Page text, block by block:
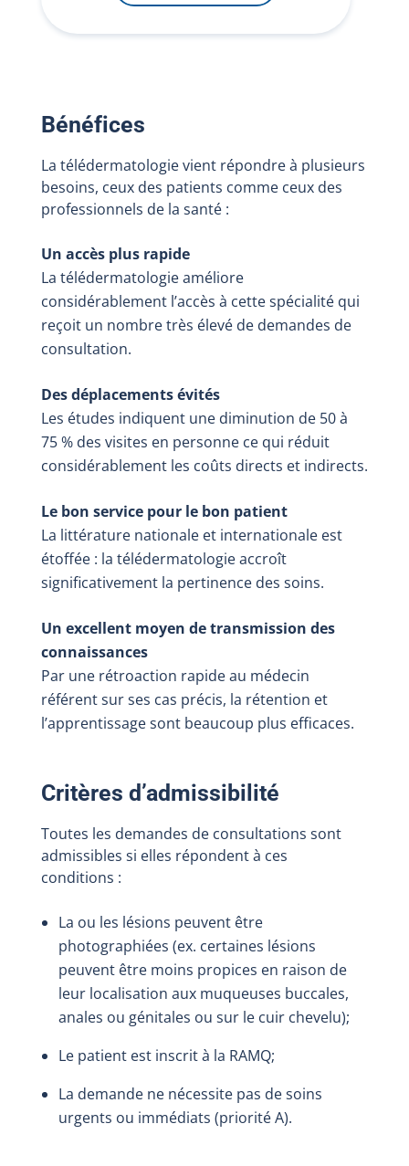
Bénéfices
La télédermatologie vient répondre à plusieurs
besoins, ceux des patients comme ceux des
professionnels de la santé :
Un accès plus rapide
La télédermatologie améliore
considérablement l’accès à cette spécialité qui
reçoit un nombre très élevé de demandes de
consultation.
Des déplacements évités
Les études indiquent une diminution de 50 à
75 % des visites en personne ce qui réduit
considérablement les coûts directs et indirects.
Le bon service pour le bon patient
La littérature nationale et internationale est
étoffée : la télédermatologie accroît
significativement la pertinence des soins.
Un excellent moyen de transmission des
connaissances
Par une rétroaction rapide au médecin
référent sur ses cas précis, la rétention et
l’apprentissage sont beaucoup plus efficaces.
Critères d’admissibilité
Toutes les demandes de consultations sont
admissibles si elles répondent à ces
conditions :
La ou les lésions peuvent être
photographiées (ex. certaines lésions
peuvent être moins propices en raison de
leur localisation aux muqueuses buccales,
anales ou génitales ou sur le cuir chevelu);
Le patient est inscrit à la RAMQ;
La demande ne nécessite pas de soins
urgents ou immédiats (priorité A).